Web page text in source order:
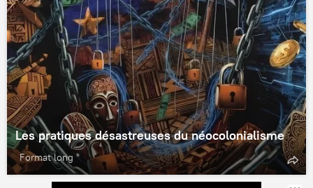
Les pratiques désastreuses du néocolonialisme
Format long